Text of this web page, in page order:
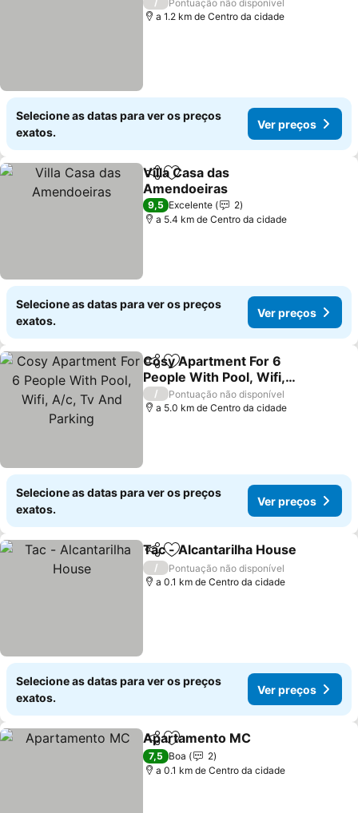
Pontuação não disponível
a 1.2 km de Centro da cidade
Selecione as datas para ver os preços
exatos.
Ver preços
PartilharAdicionar aos favoritos
Villa Casa das
Amendoeiras
Ver preços
9,5 Excelente
2
a 5.4 km de Centro da cidade
Selecione as datas para ver os preços
exatos.
Ver preços
PartilharAdicionar aos favoritos
Cosy Apartment For 6
People With Pool, Wifi,
A/c, Tv And Parking
Ver preços
/
Pontuação não disponível
a 5.0 km de Centro da cidade
Selecione as datas para ver os preços
exatos.
Ver preços
PartilharAdicionar aos favoritos
Tac - Alcantarilha House
/
Pontuação não disponível
a 0.1 km de Centro da cidade
Selecione as datas para ver os preços
exatos.
Ver preços
PartilharAdicionar aos favoritos
Apartamento MC
7,5 Boa
2
a 0.1 km de Centro da cidade